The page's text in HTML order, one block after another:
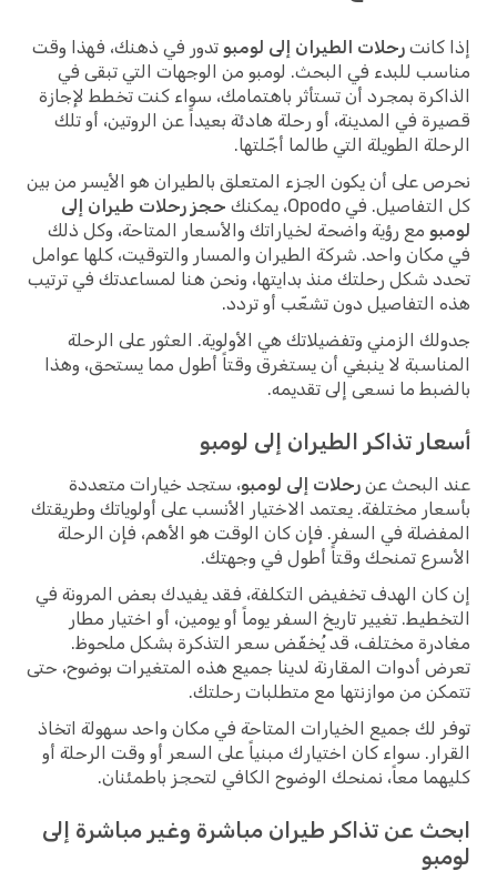
إذا كانت رحلات الطيران إلى لومبو تدور في ذهنك، فهذا وقت
مناسب للبدء في البحث. لومبو من الوجهات التي تبقى في
الذاكرة بمجرد أن تستأثر باهتمامك، سواء كنت تخطط لإجازة
قصيرة في المدينة، أو رحلة هادئة بعيداً عن الروتين، أو تلك
الرحلة الطويلة التي طالما أجّلتها.
نحرص على أن يكون الجزء المتعلق بالطيران هو الأيسر من بين
كل التفاصيل. في Opodo، يمكنك
حجز رحلات طيران إلى
لومبو مع رؤية واضحة لخياراتك والأسعار المتاحة، وكل ذلك
في مكان واحد. شركة الطيران والمسار والتوقيت، كلها عوامل
تحدد شكل رحلتك منذ بدايتها، ونحن هنا لمساعدتك في ترتيب
هذه التفاصيل دون تشعّب أو تردد.
جدولك الزمني وتفضيلاتك هي الأولوية. العثور على الرحلة
المناسبة لا ينبغي أن يستغرق وقتاً أطول مما يستحق، وهذا
بالضبط ما نسعى إلى تقديمه.
أسعار تذاكر الطيران إلى لومبو
عند البحث عن رحلات إلى لومبو، ستجد خيارات متعددة
بأسعار مختلفة. يعتمد الاختيار الأنسب على أولوياتك وطريقتك
المفضلة في السفر. فإن كان الوقت هو الأهم، فإن الرحلة
الأسرع تمنحك وقتاً أطول في وجهتك.
إن كان الهدف تخفيض التكلفة، فقد يفيدك بعض المرونة في
التخطيط. تغيير تاريخ السفر يوماً أو يومين، أو اختيار مطار
مغادرة مختلف، قد يُخفّض سعر التذكرة بشكل ملحوظ.
تعرض أدوات المقارنة لدينا جميع هذه المتغيرات بوضوح، حتى
تتمكن من موازنتها مع متطلبات رحلتك.
توفر لك جميع الخيارات المتاحة في مكان واحد سهولة اتخاذ
القرار. سواء كان اختيارك مبنياً على السعر أو وقت الرحلة أو
كليهما معاً، نمنحك الوضوح الكافي لتحجز باطمئنان.
ابحث عن تذاكر طيران مباشرة وغير مباشرة إلى
لومبو